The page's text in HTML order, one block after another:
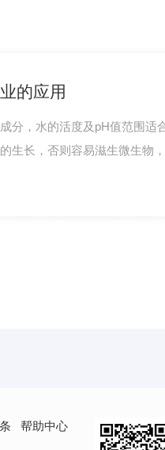
的应用
分，水的活度及pH值范围适
生长，否则容易滋生微生物
害。 化妆品行业所指的防腐
帮助中心